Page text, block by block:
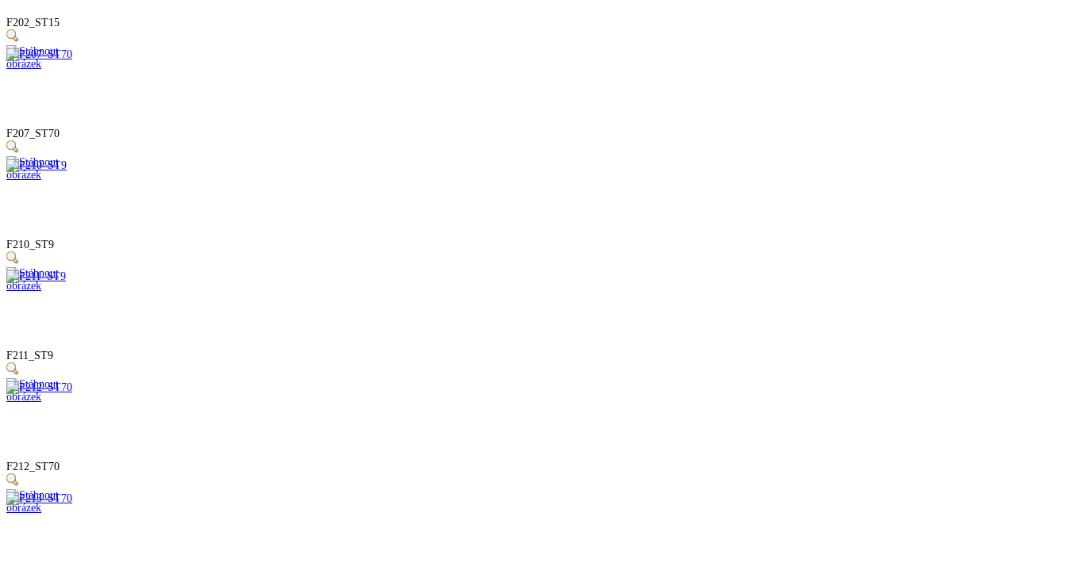
F202_ST15
F207_ST70
F210_ST9
F211_ST9
F212_ST70